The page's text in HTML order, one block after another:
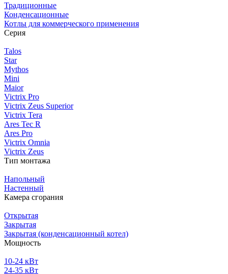
Традиционные
Конденсационные
Котлы для коммерческого применения
Серия
Talos
Star
Mythos
Mini
Maior
Victrix Pro
Victrix Zeus Superior
Victrix Tera
Ares Tec R
Ares Pro
Victrix Omnia
Victrix Zeus
Тип монтажа
Напольный
Настенный
Камера сгорания
Открытая
Закрытая
Закрытая (конденсационный котел)
Мощность
10-24 кВт
24-35 кВт